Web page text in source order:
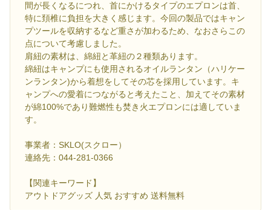
間が長くなるにつれ、首にかけるタイプのエプロンは首、
特に頚椎に負担を大きく感じます。今回の製品ではキャン
プツールを収納するなど重さが加わるため、なおさらこの
点について考慮しました。
肩紐の素材は、綿紐と革紐の２種類あります。
綿紐はキャンプにも使用されるオイルランタン（ハリケー
ンランタン)から着想をしてその芯を採用しています。キ
ャンプへの愛着につながると考えたこと、加えてその素材
が綿100%であり難燃性も焚き火エプロンには適していま
す。
事業者：SKLO(スクロー）
連絡先：044-281-0366
【関連キーワード】
アウトドアグッズ 人気 おすすめ 送料無料